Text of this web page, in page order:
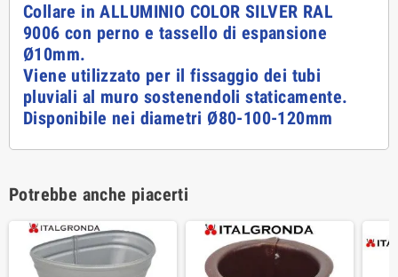
Collare in ALLUMINIO COLOR SILVER RAL
9006 con perno e tassello di espansione
Ø10mm.
Viene utilizzato per il fissaggio dei tubi
pluviali al muro sostenendoli staticamente.
Disponibile nei diametri Ø80-100-120mm
Potrebbe anche piacerti